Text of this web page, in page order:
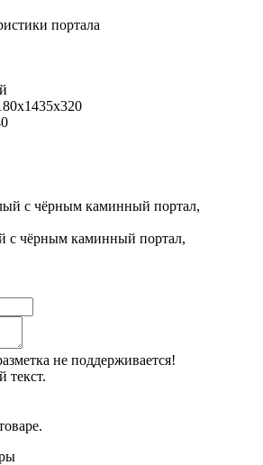
портала
с чёрным каминный портал,
не поддерживается!
текст.